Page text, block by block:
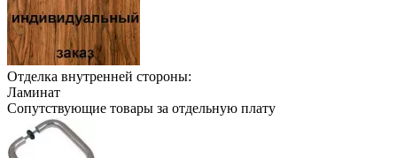
Отделка внутренней стороны:
Ламинат
Сопутствующие товары за отдельную плату